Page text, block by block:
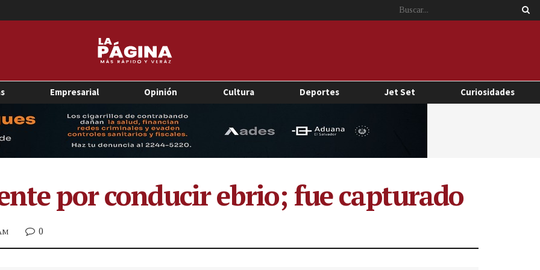
Empresarial Opinión Cultura Deportes Jet Set Curiosidades
por conducir ebrio; fue capturado
0